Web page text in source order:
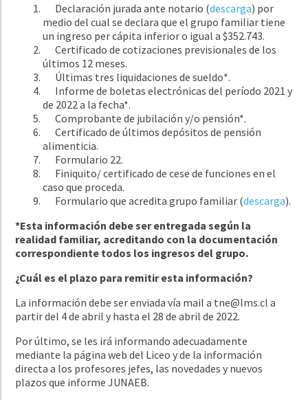
Declaración jurada ante notario (descarga) por
medio del cual se declara que el grupo familiar tiene
un ingreso per cápita inferior o igual a $352.743.
Certificado de cotizaciones previsionales de los
últimos 12 meses.
Últimas tres liquidaciones de sueldo*.
Informe de boletas electrónicas del período 2021 y
de 2022 a la fecha*.
Comprobante de jubilación y/o pensión*.
Certificado de últimos depósitos de pensión
alimenticia.
Formulario 22.
Finiquito/ certificado de cese de funciones en el
caso que proceda.
Formulario que acredita grupo familiar (descarga).
*Esta información debe ser entregada según la
realidad familiar, acreditando con la documentación
correspondiente todos los ingresos del grupo.
¿Cuál es el plazo para remitir esta información?
La información debe ser enviada vía mail a tne@lms.cl a
partir del 4 de abril y hasta el 28 de abril de 2022.
Por último, se les irá informando adecuadamente
mediante la página web del Liceo y de la información
directa a los profesores jefes, las novedades y nuevos
plazos que informe JUNAEB.